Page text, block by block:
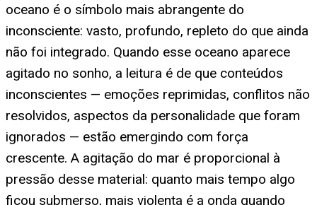
oceano é o símbolo mais abrangente do
inconsciente: vasto, profundo, repleto do que ainda
não foi integrado. Quando esse oceano aparece
agitado no sonho, a leitura é de que conteúdos
inconscientes — emoções reprimidas, conflitos não
resolvidos, aspectos da personalidade que foram
ignorados — estão emergindo com força
crescente. A agitação do mar é proporcional à
pressão desse material: quanto mais tempo algo
ficou submerso, mais violenta é a onda quando